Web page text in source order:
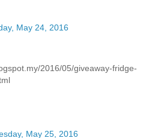
May 24, 2016
2016/05/giveaway-fridge-
May 25, 2016